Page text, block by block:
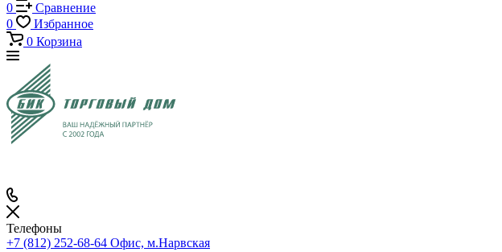
0
Сравнение
0
Избранное
0 Корзина
Телефоны
+7 (812) 252-68-64 Офис, м.Нарвская